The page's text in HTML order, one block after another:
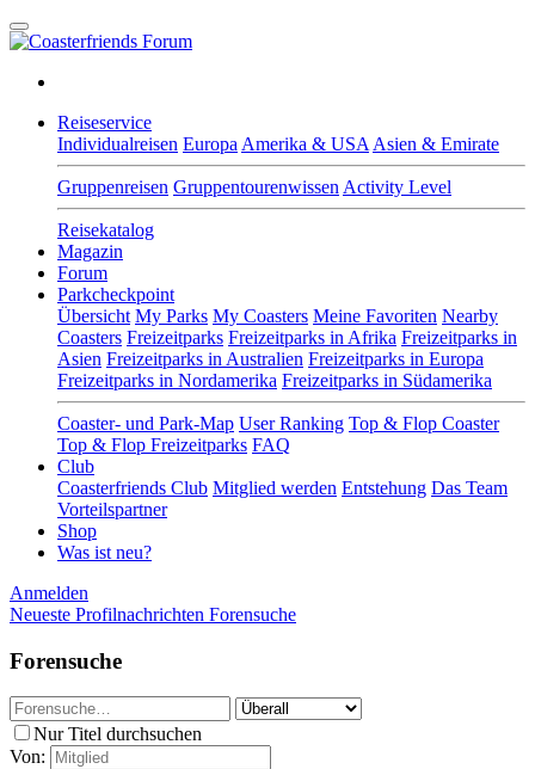
Reiseservice
Individualreisen Europa Amerika & USA Asien & Emirate
Gruppenreisen Gruppentourenwissen Activity Level
Reisekatalog
Magazin
Forum
Parkcheckpoint
Übersicht My Parks My Coasters Meine Favoriten Nearby
Coasters Freizeitparks Freizeitparks in Afrika Freizeitparks in
Asien Freizeitparks in Australien Freizeitparks in Europa
Freizeitparks in Nordamerika Freizeitparks in Südamerika
Coaster- und Park-Map User Ranking Top & Flop Coaster
Top & Flop Freizeitparks FAQ
Club
Coasterfriends Club Mitglied werden Entstehung Das Team
Vorteilspartner
Shop
Was ist neu?
Anmelden
Neueste Profilnachrichten Forensuche
Forensuche
Nur Titel durchsuchen
Von: